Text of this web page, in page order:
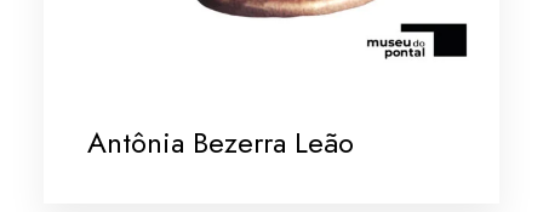
Antônia Bezerra Leão